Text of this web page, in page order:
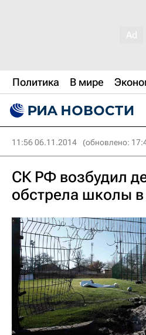
Политика В мире
11:56 06.11.2014 (обновлено:
СК РФ возбудил
обстрела школы